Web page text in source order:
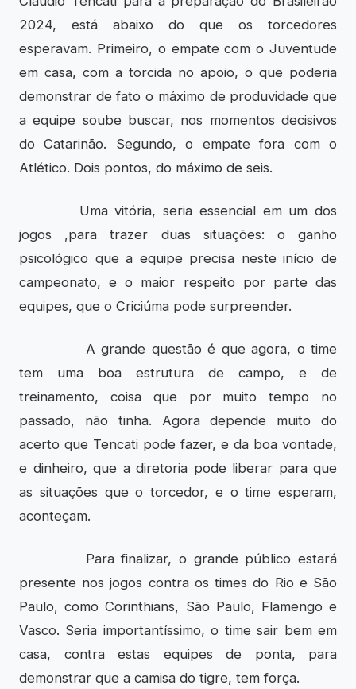
2024, está abaixo do que os torcedores
esperavam. Primeiro, o empate com o Juventude
em casa, com a torcida no apoio, o que poderia
demonstrar de fato o máximo de produvidade que
a equipe soube buscar, nos momentos decisivos
do Catarinão. Segundo, o empate fora com o
Atlético. Dois pontos, do máximo de seis.
Uma vitória, seria essencial em um dos
jogos ,para trazer duas situações: o ganho
psicológico que a equipe precisa neste início de
campeonato, e o maior respeito por parte das
equipes, que o Criciúma pode surpreender.
A grande questão é que agora, o time
tem uma boa estrutura de campo, e de
treinamento, coisa que por muito tempo no
passado, não tinha. Agora depende muito do
acerto que Tencati pode fazer, e da boa vontade,
e dinheiro, que a diretoria pode liberar para que
as situações que o torcedor, e o time esperam,
aconteçam.
Para finalizar, o grande público estará
presente nos jogos contra os times do Rio e São
Paulo, como Corinthians, São Paulo, Flamengo e
Vasco. Seria importantíssimo, o time sair bem em
casa, contra estas equipes de ponta, para
demonstrar que a camisa do tigre, tem força.